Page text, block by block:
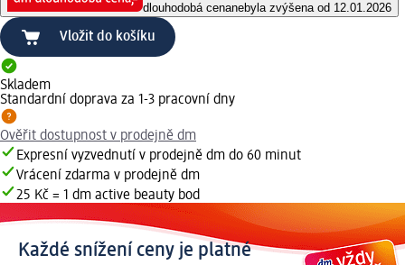
dlouhodobá cenanebyla zvýšena od 12.01.2026
Vložit do košíku
Skladem
Standardní doprava za 1-3 pracovní dny
Ověřit dostupnost v prodejně dm
Expresní vyzvednutí v prodejně dm do 60 minut
Vrácení zdarma v prodejně dm
25 Kč = 1 dm active beauty bod
Každé snížení ceny je platné